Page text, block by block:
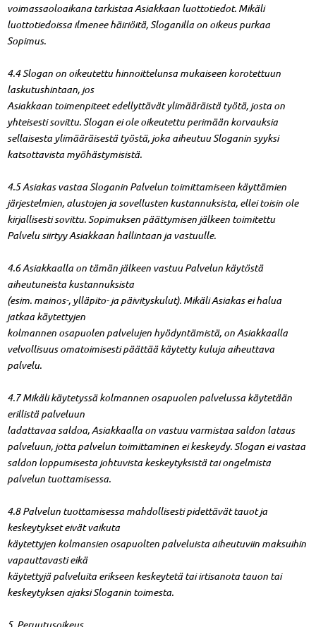
voimassaoloaikana tarkistaa Asiakkaan luottotiedot. Mikäli
luottotiedoissa ilmenee häiriöitä, Sloganilla on oikeus purkaa
Sopimus.
4.4 Slogan on oikeutettu hinnoittelunsa mukaiseen korotettuun
laskutushintaan, jos
Asiakkaan toimenpiteet edellyttävät ylimääräistä työtä, josta on
yhteisesti sovittu. Slogan ei ole oikeutettu perimään korvauksia
sellaisesta ylimääräisestä työstä, joka aiheutuu Sloganin syyksi
katsottavista myöhästymisistä.
4.5 Asiakas vastaa Sloganin Palvelun toimittamiseen käyttämien
järjestelmien, alustojen ja sovellusten kustannuksista, ellei toisin ole
kirjallisesti sovittu. Sopimuksen päättymisen jälkeen toimitettu
Palvelu siirtyy Asiakkaan hallintaan ja vastuulle.
4.6 Asiakkaalla on tämän jälkeen vastuu Palvelun käytöstä
aiheutuneista kustannuksista
(esim. mainos-, ylläpito- ja päivityskulut). Mikäli Asiakas ei halua
jatkaa käytettyjen
kolmannen osapuolen palvelujen hyödyntämistä, on Asiakkaalla
velvollisuus omatoimisesti päättää käytetty kuluja aiheuttava
palvelu.
4.7 Mikäli käytetyssä kolmannen osapuolen palvelussa käytetään
erillistä palveluun
ladattavaa saldoa, Asiakkaalla on vastuu varmistaa saldon lataus
palveluun, jotta palvelun toimittaminen ei keskeydy. Slogan ei vastaa
saldon loppumisesta johtuvista keskeytyksistä tai ongelmista
palvelun tuottamisessa.
4.8 Palvelun tuottamisessa mahdollisesti pidettävät tauot ja
keskeytykset eivät vaikuta
käytettyjen kolmansien osapuolten palveluista aiheutuviin maksuihin
vapauttavasti eikä
käytettyjä palveluita erikseen keskeytetä tai irtisanota tauon tai
keskeytyksen ajaksi Sloganin toimesta.